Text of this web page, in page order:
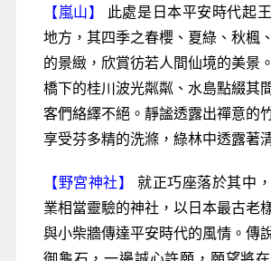
【嵐山】
此處是日本平安時代起
地方，其四季之春櫻、夏綠、秋楓
的景緻，欣賞彷若人間仙境的美景
橋下的桂川波光粼粼、水島點綴其
客們絡繹不絕。靜謐透露出禪意的
享受芬多精的洗滌，綠林中透露著
【野宮神社】
就正巧座落於其中
業相當靈驗的神社，以日本最古老
與小柴牆傳達平安時代的風情。傳